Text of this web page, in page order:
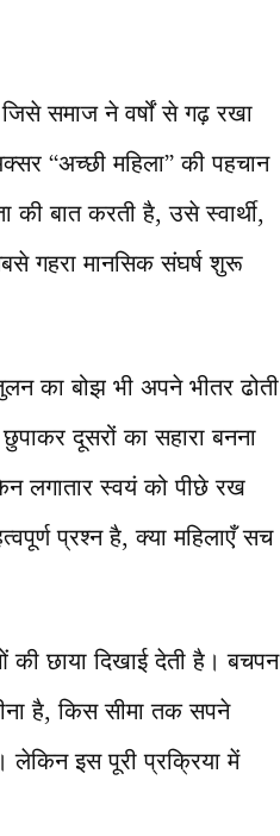
समाज ने वर्षों से गढ़ रखा
“अच्छी महिला” की पहचान
बात करती है, उसे स्वार्थी,
गहरा मानसिक संघर्ष शुरू
का बोझ भी अपने भीतर ढोती
दूसरों का सहारा बनना
लगातार स्वयं को पीछे रख
प्रश्न है, क्या महिलाएँ सच
छाया दिखाई देती है। बचपन
है, किस सीमा तक सपने
इस पूरी प्रक्रिया में